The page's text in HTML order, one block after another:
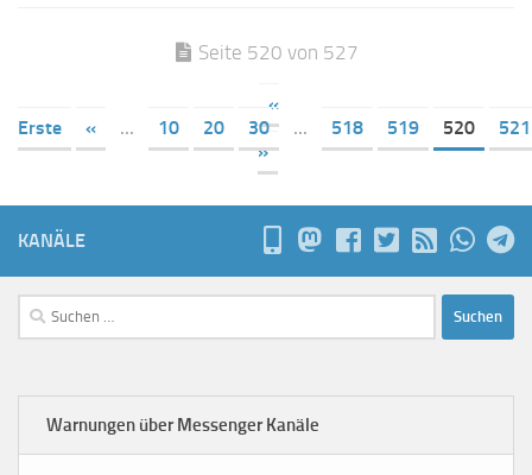
Seite 520 von 527
«
Erste
« ... 10 20 30 ... 518 519 520
521
»
KANÄLE
Suchen
nach:
Warnungen über Messenger Kanäle